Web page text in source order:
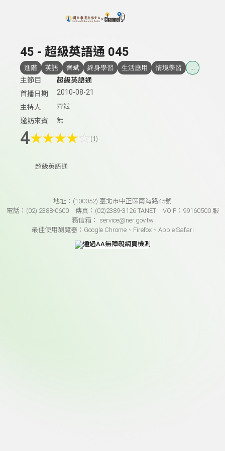
45 - 超級英語通 045
進階 英語 齊斌 終身學習 生活應用 情境學習 ...
主節目
超級英語通
首播日期
2010-08-21
主持人
齊斌
邀訪來賓 無
4★★★★ (1)
超級英語通
地址：(100052) 臺北市中正區南海路45號
電話：(02) 2388-0600 傳真：(02)2389-3126 TANET VOIP：99160500 服
務信箱： service@ner.gov.tw
最佳使用瀏覽器：Google Chrome、Firefox、Apple Safari